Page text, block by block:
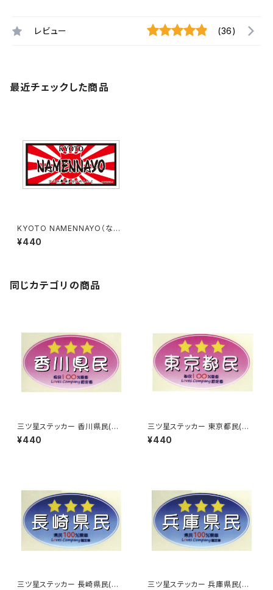
レビュー (36)
最近チェックした商品
KYOTO NAMENNAYO（なめ
ねこ）ご当地ステッカー B-6
¥440
同じカテゴリの商品
三ツ星ステッカー 香川県民(ピ
ンク)
¥440
三ツ星ステッカー 東京都民(ピ
ンク)
¥440
三ツ星ステッカー 長崎県民(ブ
三ツ星ステッカー 兵庫県民(ブ